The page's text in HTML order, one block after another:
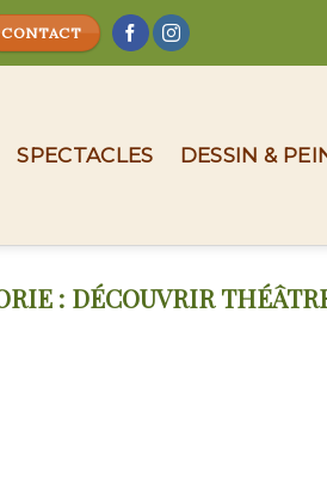
CONTACT
SPECTACLES DESSIN &
DÉCOUVRIR